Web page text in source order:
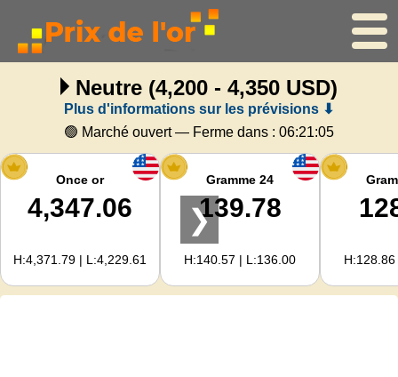
Accueil
Cours de l'or
Cours de l'argent
Calculateur d'or
Pour les Webmasters
Neutre (4,200 - 4,350 USD)
Plus d'informations sur les prévisions ⬇
🟢 Marché ouvert — Ferme dans : 06:21:05
Once or
4,347.06
H:4,371.79 | L:4,229.61
Gramme 24
139.78
H:140.57 | L:136.00
❯